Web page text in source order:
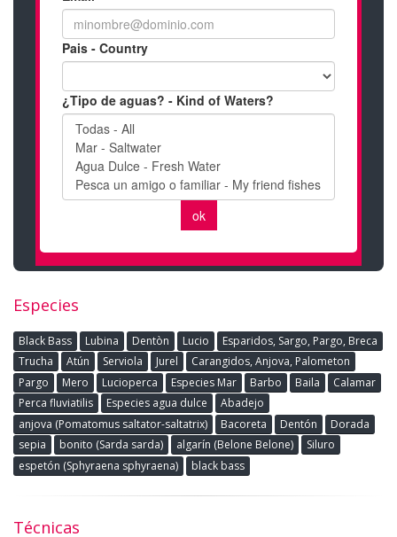
Especies
Black Bass Lubina Dentòn Lucio
Esparidos, Sargo, Pargo, Breca
Trucha
Atún Serviola Jurel
Carangidos, Anjova, Palometon
Pargo
Mero Lucioperca Especies Mar Barbo Baila
Calamar
Perca fluviatilis
Especies agua dulce
Abadejo
anjova (Pomatomus saltator-saltatrix)
Bacoreta Dentón
Dorada
sepia
bonito (Sarda sarda) algarín (Belone Belone)
Siluro
espetón (Sphyraena sphyraena)
black bass
Técnicas